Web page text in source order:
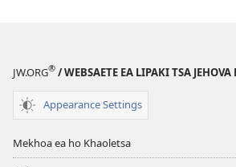
JW.ORG® / WEBSAETE EA LIPAKI TSA
Appearance Settings
Mekhoa ea ho Khaoletsa